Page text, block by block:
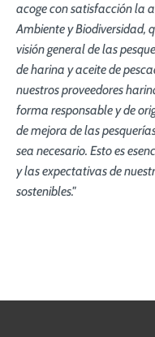
acoge con satisfacción la
Ambiente y Biodiversidad,
visión general de las
de harina y aceite de
nuestros proveedores
forma responsable y de
de mejora de las
sea necesario. Esto es
y las expectativas de
sostenibles."